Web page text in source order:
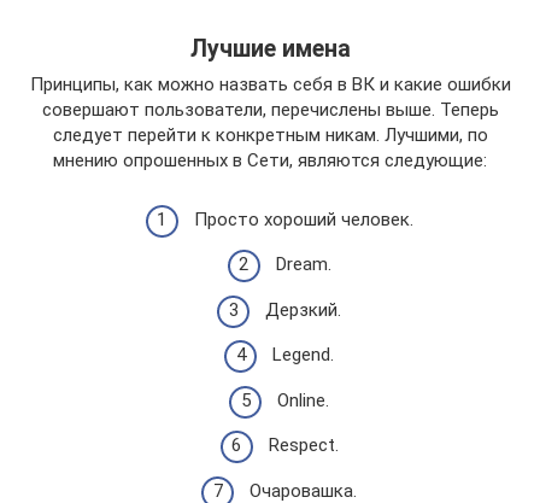
Лучшие имена
Принципы, как можно назвать себя в ВК и какие ошибки
совершают пользователи, перечислены выше. Теперь
следует перейти к конкретным никам. Лучшими, по
мнению опрошенных в Сети, являются следующие:
Просто хороший человек.
Dream.
Дерзкий.
Legend.
Online.
Respect.
Очаровашка.